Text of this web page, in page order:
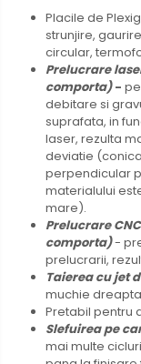
Placile de
strunjire,
circular,
Prelucrare
comporta)-
debitare si
suprafata, in
laser, rezulta
deviatie
perpendicular
materialului
mare).
Prelucrare
comporta)-
prelucrarii,
Taierea cu jet
muchie
Pretabil pentru
Slefuirea pe
mai multe